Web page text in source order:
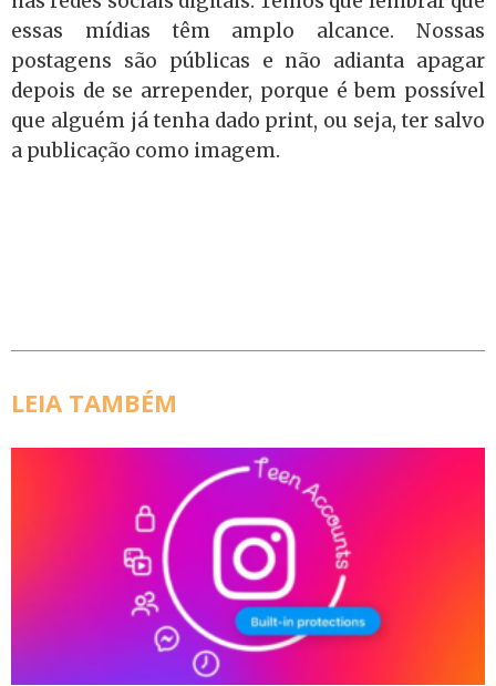
essas mídias têm amplo alcance. Nossas
postagens são públicas e não adianta apagar
depois de se arrepender, porque é bem possível
que alguém já tenha dado print, ou seja, ter salvo
a publicação como imagem.
LEIA TAMBÉM